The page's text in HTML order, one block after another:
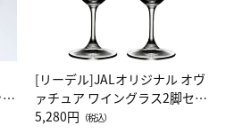
[リーデル]JALオリジナル オヴ
ァチュア ワイングラス2脚セッ
ト（レッドワイン）
5,280円 （税込）